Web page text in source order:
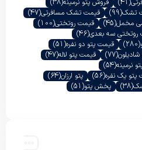
تشک(99) قیمت تشک مسافرتی(47)
مخمل(45) قیمت روتختی(100)
روتختی سه بعدی(46)
(280) قیمت پتو دو نفره(51)
(77) قیمت پتو لاله(47)
نرمینه(54)
پتو یک نفره(56) پتو ارزان(64)
(38) پخش پتو(51)